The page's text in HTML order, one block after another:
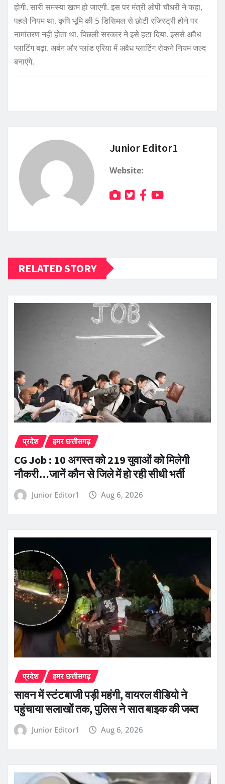
होगी. सारी समस्या खत्म हो जाएगी. इस पर मंत्री ओपी चौधरी ने कहा,
पहले नियम था. कृषि भूमि की 5 डिसिमल से छोटी रजिस्ट्री होने पर
नामांतरण नहीं होता था. पिछली सरकार ने इसे हटा दिया. इससे अवैध
प्लाटिंग बढ़ा. अर्बन और प्लांड एरिया में अवैध प्लाटिंग रोकने नियम जल्द
बनाएंगे.
Junior Editor1
Website:
RELATED STORY
प्रदेश हमर छत्तीसगढ़
CG Job : 10 अगस्त को 219 युवाओं को मिलेगी
नौकरी…जानें कौन से जिले में हो रही सीधी भर्ती
Junior Editor1 Aug 6, 2026
प्रदेश हमर छत्तीसगढ़
सावन में स्टंटबाजी पड़ी महंगी, वायरल वीडियो ने
पहुंचाया सलाखों तक, पुलिस ने सात बाइक की जब्त
Junior Editor1 Aug 6, 2026